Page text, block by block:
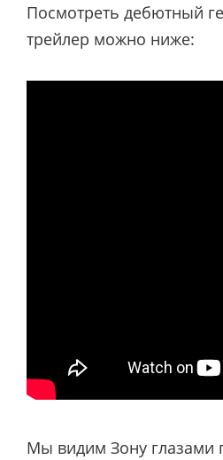
Посмотреть дебютный
трейлер можно ниже:
Мы видим Зону глазами